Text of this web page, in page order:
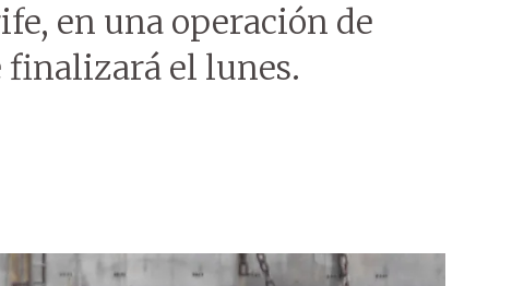
en una operación de
finalizará el lunes.